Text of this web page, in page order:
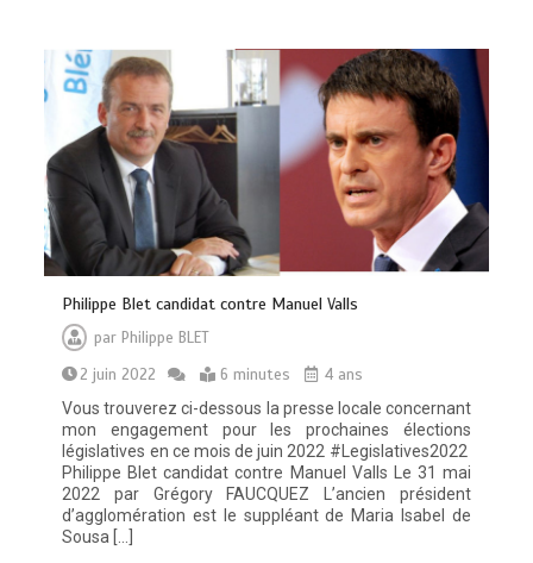
Philippe Blet candidat contre Manuel Valls
parPhilippe BLET
2 juin 2022
6 minutes
4 ans
Vous trouverez ci-dessous la presse locale concernant
mon engagement pour les prochaines élections
législatives en ce mois de juin 2022 #Legislatives2022
Philippe Blet candidat contre Manuel Valls Le 31 mai
2022 par Grégory FAUCQUEZ L’ancien président
d’agglomération est le suppléant de Maria Isabel de
Sousa […]